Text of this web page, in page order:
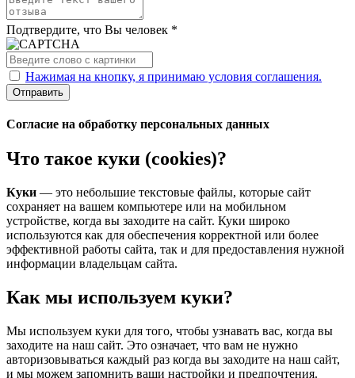
Подтвердите, что Вы человек *
Нажимая на кнопку, я принимаю условия соглашения.
Отправить
Согласие на обработку персональных данных
Что такое куки (cookies)?
Куки — это небольшие текстовые файлы, которые сайт
сохраняет на вашем компьютере или на мобильном
устройстве, когда вы заходите на сайт. Куки широко
используются как для обеспечения корректной или более
эффективной работы сайта, так и для предоставления нужной
информации владельцам сайта.
Как мы используем куки?
Мы используем куки для того, чтобы узнавать вас, когда вы
заходите на наш сайт. Это означает, что вам не нужно
авторизовываться каждый раз когда вы заходите на наш сайт,
и мы можем запомнить ваши настройки и предпочтения.